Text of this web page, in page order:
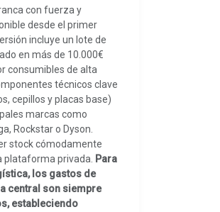
con fuerza y
desde el primer
incluye un lote de
en más de 10.000€
consumibles de alta
técnicos clave
cepillos y placas base)
marcas como
Rockstar o Dyson.
stock cómodamente
plataforma privada.
Para
los gastos de
central son siempre
estableciendo